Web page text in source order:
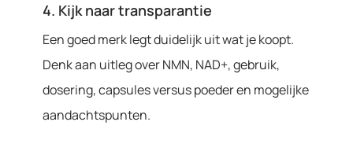
4. Kijk naar transparantie
Een goed merk legt duidelijk uit wat je koopt.
Denk aan uitleg over NMN, NAD+, gebruik,
dosering, capsules versus poeder en mogelijke
aandachtspunten.